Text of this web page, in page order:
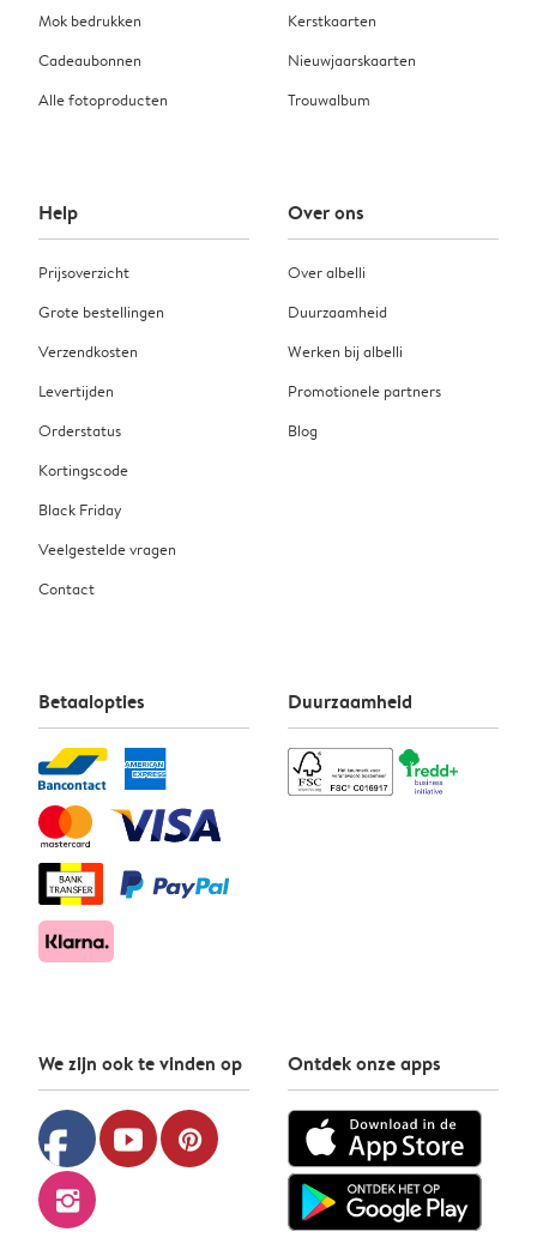
Mok bedrukken
Cadeaubonnen
Alle fotoproducten
Kerstkaarten
Nieuwjaarskaarten
Trouwalbum
Help
Prijsoverzicht
Grote bestellingen
Verzendkosten
Levertijden
Orderstatus
Kortingscode
Black Friday
Veelgestelde vragen
Contact
Over ons
Over albelli
Duurzaamheid
Werken bij albelli
Promotionele partners
Blog
Betaalopties Duurzaamheid
We zijn ook te vinden op
facebook youtube pinterest
instagram
Ontdek onze apps